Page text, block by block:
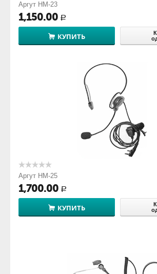
Аргут HM-23
1,150.00 Р
КУПИТЬ
Аргут HM-25
1,700.00 Р
КУПИТЬ